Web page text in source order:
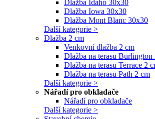
Dlažba Idaho 30x30
Dlažba Iowa 30x30
Dlažba Mont Blanc 30x30
Další kategorie >
Dlažba 2 cm
Venkovní dlažba 2 cm
Dlažba na terasu Burlington
Dlažba na terasu Terrace 2
Dlažba na terasu Path 2 cm
Další kategorie >
Nářadí pro obkladače
Nářadí pro obkladače
Další kategorie >